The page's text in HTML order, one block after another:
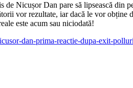
de Nicușor Dan pare să lipsească
vor rezultate, iar dacă le vor
este acum sau niciodată!
dan-prima-reactie-dupa-exit-